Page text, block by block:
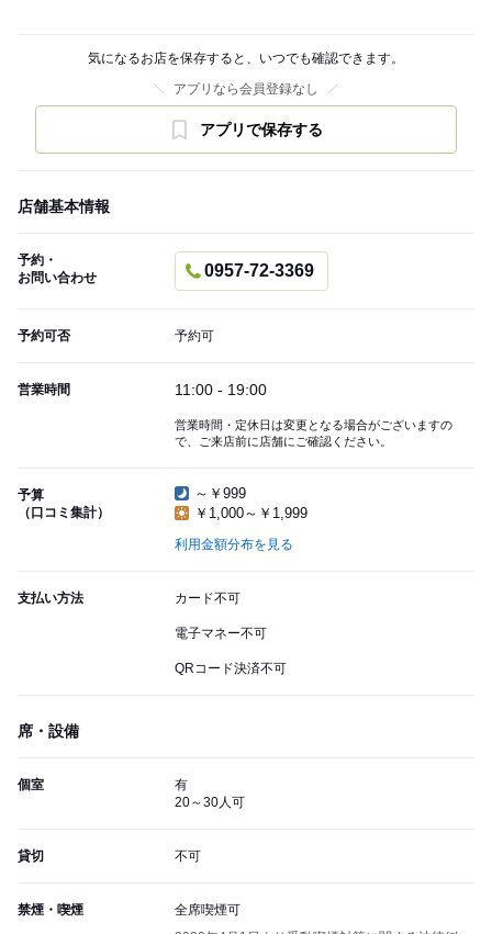
気になるお店を保存すると、いつでも確認できます。
アプリなら会員登録なし
アプリで保存する
店舗基本情報
予約・
お問い合わせ
0957-72-3369
予約可否 予約可
営業時間 11:00 - 19:00
営業時間・定休日は変更となる場合がございますの
で、ご来店前に店舗にご確認ください。
予算
（口コミ集計）
～￥999
￥1,000～￥1,999
利用金額分布を見る
支払い方法 カード不可
電子マネー不可
QRコード決済不可
席・設備
個室
有
20～30人可
貸切 不可
禁煙・喫煙
全席喫煙可